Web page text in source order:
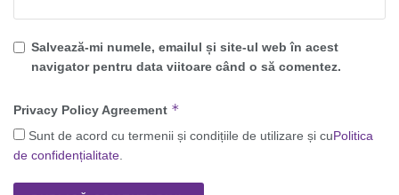
Salvează-mi numele, emailul și site-ul web în acest
navigator pentru data viitoare când o să comentez.
Privacy Policy Agreement *
Sunt de acord cu termenii și condițiile de utilizare și cuPolitica
de confidențialitate.